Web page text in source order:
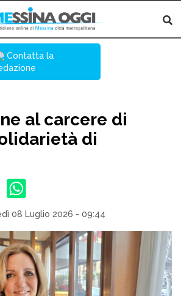
Contatta la
al carcere di
di
08 Luglio 2026 - 09:44